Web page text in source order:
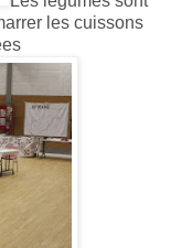
les cuissons